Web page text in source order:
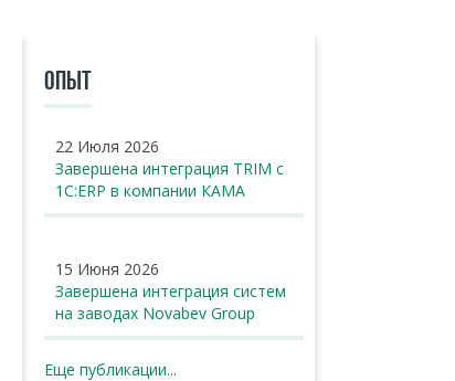
ОПЫТ
22 Июля 2026
Завершена интеграция TRIM с
1С:ERP в компании КАМА
15 Июня 2026
Завершена интеграция систем
на заводах Novabev Group
Еще публикации...